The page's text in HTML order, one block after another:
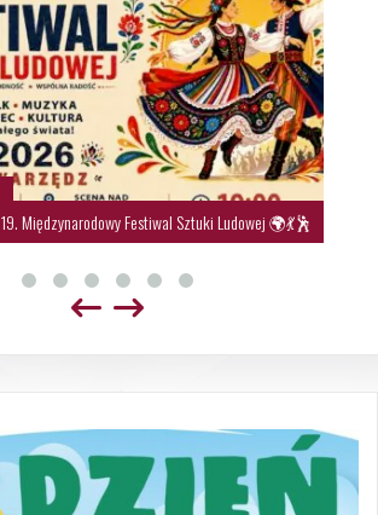
19. Międzynarodowy Festiwal Sztuki Ludowej 🌍💃🕺